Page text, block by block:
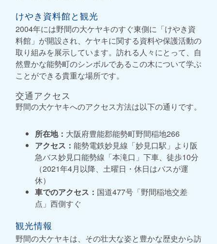
けやき資料館と観光
2004年には野間の大ケヤキのすぐ東側に「けやき資
料館」が開設され、ケヤキに関する資料や保護活動の
取り組みを展示しています。訪れる人々にとって、自
然豊かな能勢町のシンボルであるこの木について学ぶ
ことができる貴重な場所です。
交通アクセス
野間の大ケヤキへのアクセス方法は以下の通りです。
所在地： 大阪府豊能郡能勢町野間稲地266
アクセス： 能勢電鉄妙見線「妙見口駅」より阪
急バス妙見口能勢線「本滝口」下車、徒歩10分
（2021年4月以降、土曜日・休日はバスが運
休）
車でのアクセス： 国道477号「野間稲地交差
点」西側すぐ
観光情報
野間の大ケヤキは、その壮大な姿と豊かな歴史から訪